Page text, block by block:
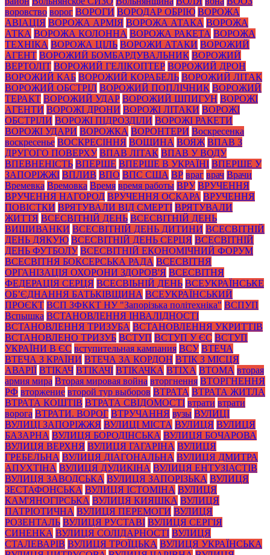
воровство ворог ВОРОГИ ВОРОДАР ОБРІЮ ВОРОЖА
АВІАЦІЯ ВОРОЖА АРМІЯ ВОРОЖА АТАКА ВОРОЖА
АТКА ВОРОЖА КОЛОННА ВОРОЖА РАКЕТА ВОРОЖА
ТЕХНІКА ВОРОЖА ЦІЛЬ ВОРОЖИ АТАКИ ВОРОЖИЙ
АГЕНТ ВОРОЖИЙ БОМБАРДУВАЛЬНИК ВОРОЖИЙ
ВЕРТОЛІТ ВОРОЖИЙ ГЕЛІКОПТЕР ВОРОЖИЙ ДРОН
ВОРОЖИЙ КАБ ВОРОЖИЙ КОРАБЕЛЬ ВОРОЖИЙ ЛІТАК
ВОРОЖИЙ ОБСТРІЛ ВОРОЖИЙ ПОПЛІЧНИК ВОРОЖИЙ
ТЕРАКТ ВОРОЖИЙ УДАР ВОРОЖИЙ ШПИГУН ВОРОЖІ
АГЕНТИ ВОРОЖІ ДРОНИ ВОРОЖІ ЛІТАКИ ВОРОЖІ
ОБСТРІЛИ ВОРОЖІ ПІДРОЗДІЛИ ВОРОЖІ РАКЕТИ
ВОРОЖІ УДАРИ ВОРОЖКА ВОРОНТЕРИ Воскресенка
воскресенье ВОСКРЕСІННЯ ВОЩИНА ВОЯЖ ВПАВ З
ДРУГОГО ПОВЕРХУ ВПАВ ЛІТАК ВПАВ У ВОДУ
ВПЕВНЕНІСТЬ ВПЕРШЕ ВПЕРШЕ В УКРАЇНІ ВПЕРШЕ У
ЗАПОРІЖЖІ ВПЛИВ ВПО ВПС США ВР враг врач Врачи
Времевка Времовка Время время работы ВРУ ВРУЧЕННЯ
ВРУЧЕННЯ НАГОРОД ВРУЧЕННЯ ОСКАРА ВРУЧЕННЯ
ПОВІСТКИ ВРЯТУВАЛИ ВІД СМЕРТІ ВРЯТУВАЛИ
ЖИТТЯ ВСЕСВІТНІЙ ДЕНЬ ВСЕСВІТНІЙ ДЕНЬ
ВИШИВАНКИ ВСЕСВІТНІЙ ДЕНЬ ДИТИНИ ВСЕСВІТНІЙ
ДЕНЬ ДЯКУЮ ВСЕСВІТНІЙ ДЕНЬ СЕРЦЯ ВСЕСВІТНІЙ
ДЕНЬ ФУТБОЛУ ВСЕСВІТНІЙ ЕКОНОМІЧНИЙ ФОРУМ
ВСЕСВІТНЯ БОКСЕРСЬКА РАДА ВСЕСВІТНЯ
ОРГАНІЗАЦІЯ ОХОРОНИ ЗДОРОВ'Я ВСЕСВІТНЯ
ФЕДЕРАЦІЯ СЕРЦЯ ВСЕСВІЬНІЙ ДЕНЬ ВСЕУКРАЇНСЬКЕ
ОБ’ЄДНАННЯ БАТЬКІВЩИНА ВСЕУКРАЇНСЬКИЙ
ПРОЄКТ ВСП ЗФККТ НУ "Запорізька політехніка" ВСПУП
Вспышка ВСТАНОВЛЕННЯ ІНВАЛІДНОСТІ
ВСТАНОВЛЕННЯ ТРИЗУБА ВСТАНОВЛЕННЯ УКРИТТІВ
ВСТАНОВЛЕНО ТРИЗУБ ВСТУП ВСТУП У ЄС ВСТУП
УКРАЇНИ В ЄС вступительная кампания ВСУ ВТЕЧА
ВТЕЧА З КРАЇНИ ВТЕЧА ЗА КОРДОН ВТІК З МІСЦЯ
АВАРІЇ ВТІКАЧ ВТІКАЧІ ВТІКАЧКА ВТІХА ВТОМА вторая
армия мира Вторая мировая война вторгнення ВТОРГНЕННЯ
РФ вторжение второй тур выборов ВТРАТА ВТРАТА ЖИТЛА
ВТРАТА КОШТІВ ВТРАТА СВІДОМОСТІ втрати втрати
ворога ВТРАТИ. ВОРОГ ВТРУЧАННЯ вузы ВУЛИЦІ
ВУЛИЦІ ЗАПОРІЖЖЯ ВУЛИЦІ МІСТА ВУЛИЦЯ ВУЛИЦЯ
БАЗАРНА ВУЛИЦЯ БОРОДІНСЬКА ВУЛИЦЯ БОЧАРОВА
ВУЛИЦЯ ВЕРХНЯ ВУЛИЦЯ ГАГАРІНА ВУЛИЦЯ
ГРЕБЕЛЬНА ВУЛИЦЯ ДІАГОНАЛЬНА ВУЛИЦЯ ДМИТРА
АПУХТІНА ВУЛИЦЯ ДУДИКІНА ВУЛИЦЯ ЕНТУЗІАСТІВ
ВУЛИЦЯ ЗАВОДСЬКА ВУЛИЦЯ ЗАПОРІЗЬКА ВУЛИЦЯ
ЗЕСТАФОНСЬКА ВУЛИЦЯ ІСТОМІНА ВУЛИЦЯ
КАМ'ЯНОГІРСЬКА ВУЛИЦЯ КИЯШКА ВУЛИЦЯ
ПАТРІОТИЧНА ВУЛИЦЯ ПЕРЕМОГИ ВУЛИЦЯ
РОЗЕНТАЛЬ ВУЛИЦЯ РУСТАВІ ВУЛИЦЯ СЕРГІЯ
СИНЕНКА ВУЛИЦЯ СОЛІДАРНОСТІ ВУЛИЦЯ
СТАЛЕВАРІВ ВУЛИЦЯ ТРОЇЦЬКА ВУЛИЦЯ УКРАЇНСЬКА